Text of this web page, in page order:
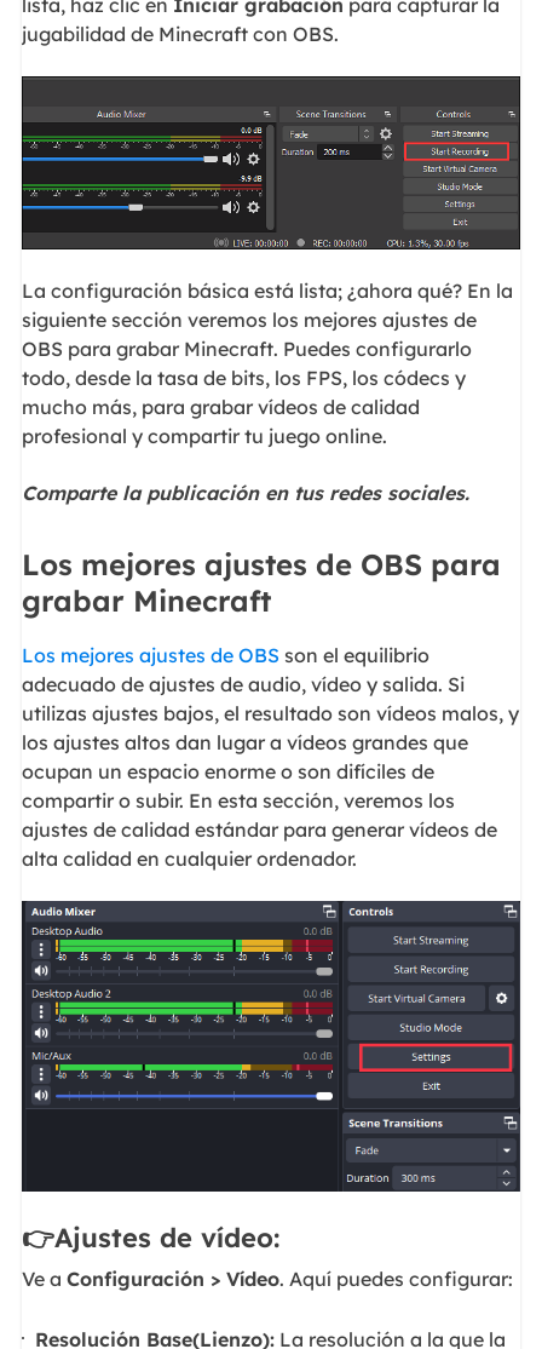
lista, haz clic en Iniciar grabación para capturar la
jugabilidad de Minecraft con OBS.
La configuración básica está lista; ¿ahora qué? En la
siguiente sección veremos los mejores ajustes de
OBS para grabar Minecraft. Puedes configurarlo
todo, desde la tasa de bits, los FPS, los códecs y
mucho más, para grabar vídeos de calidad
profesional y compartir tu juego online.
Comparte la publicación en tus redes sociales.
Los mejores ajustes de OBS para
grabar Minecraft
Los mejores ajustes de OBS son el equilibrio
adecuado de ajustes de audio, vídeo y salida. Si
utilizas ajustes bajos, el resultado son vídeos malos, y
los ajustes altos dan lugar a vídeos grandes que
ocupan un espacio enorme o son difíciles de
compartir o subir. En esta sección, veremos los
ajustes de calidad estándar para generar vídeos de
alta calidad en cualquier ordenador.
👉Ajustes de vídeo:
Ve a Configuración > Vídeo. Aquí puedes configurar:
Resolución Base(Lienzo): La resolución a la que la